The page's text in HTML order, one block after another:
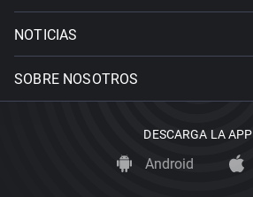
NOTICIAS
SOBRE NOSOTROS
DESCARGA LA APP
Android